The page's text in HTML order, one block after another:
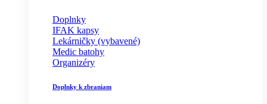
Doplnky
IFAK kapsy
Lekárničky (vybavené)
Medic batohy
Organizéry
Doplnky k zbraniam